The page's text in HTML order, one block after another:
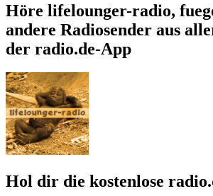
Höre lifelounger-radio,
andere Radiosender aus
der radio.de-App
Hol dir die kostenlose